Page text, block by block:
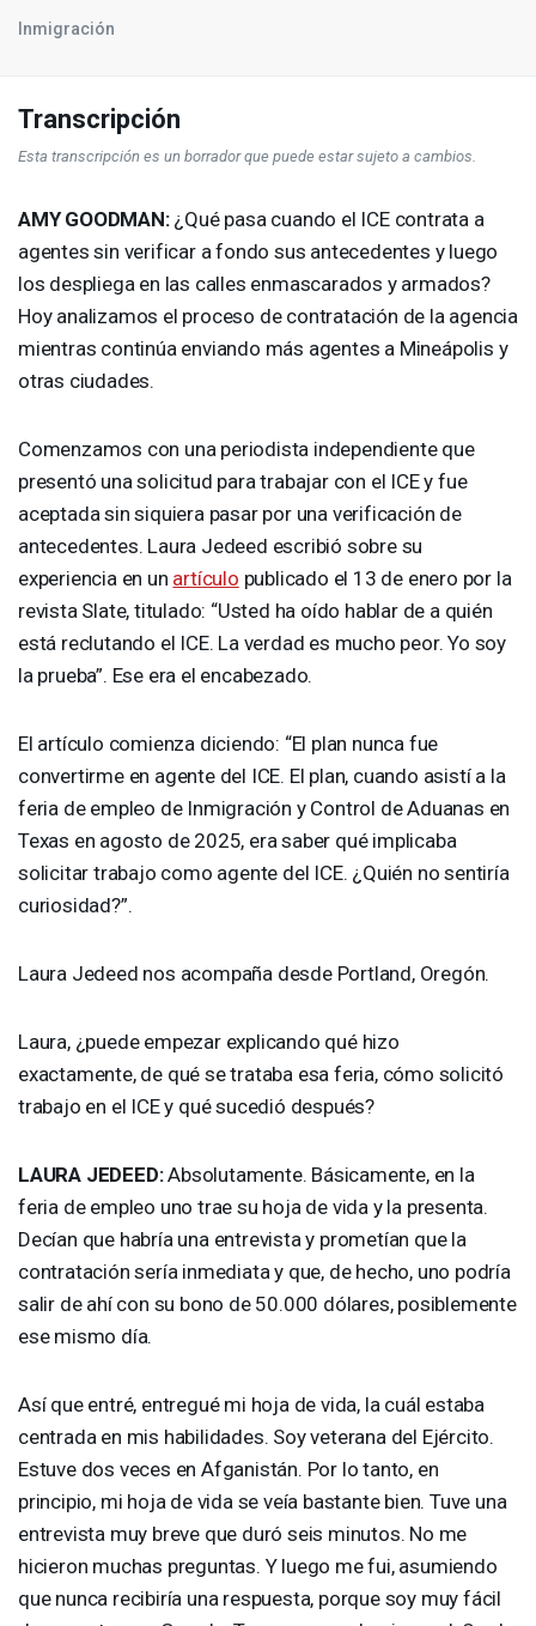
Inmigración
Transcripción
Esta transcripción es un borrador que puede estar sujeto a cambios.
AMY GOODMAN:¿Qué pasa cuando el ICEcontrata a
agentes sin verificar a fondo sus antecedentes y luego
los despliega en las calles enmascarados y armados?
Hoy analizamos el proceso de contratación de la agencia
mientras continúa enviando más agentes a Mineápolis y
otras ciudades.
Comenzamos con una periodista independiente que
presentó una solicitud para trabajar con el ICEy fue
aceptada sin siquiera pasar por una verificación de
antecedentes. Laura Jedeed escribió sobre su
experiencia en un artículo publicado el 13 de enero por la
revista Slate, titulado: “Usted ha oído hablar de a quién
está reclutando el ICE. La verdad es mucho peor. Yo soy
la prueba”. Ese era el encabezado.
El artículo comienza diciendo: “El plan nunca fue
convertirme en agente del ICE. El plan, cuando asistí a la
feria de empleo de Inmigración y Control de Aduanas en
Texas en agosto de 2025, era saber qué implicaba
solicitar trabajo como agente del ICE. ¿Quién no sentiría
curiosidad?”.
Laura Jedeed nos acompaña desde Portland, Oregón.
Laura, ¿puede empezar explicando qué hizo
exactamente, de qué se trataba esa feria, cómo solicitó
trabajo en el ICEy qué sucedió después?
LAURA JEDEED:Absolutamente. Básicamente, en la
feria de empleo uno trae su hoja de vida y la presenta.
Decían que habría una entrevista y prometían que la
contratación sería inmediata y que, de hecho, uno podría
salir de ahí con su bono de 50.000 dólares, posiblemente
ese mismo día.
Así que entré, entregué mi hoja de vida, la cuál estaba
centrada en mis habilidades. Soy veterana del Ejército.
Estuve dos veces en Afganistán. Por lo tanto, en
principio, mi hoja de vida se veía bastante bien. Tuve una
entrevista muy breve que duró seis minutos. No me
hicieron muchas preguntas. Y luego me fui, asumiendo
que nunca recibiría una respuesta, porque soy muy fácil